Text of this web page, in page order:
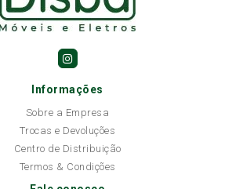
Informações
Sobre a Empresa
Trocas e Devoluções
Centro de Distribuição
Termos & Condições